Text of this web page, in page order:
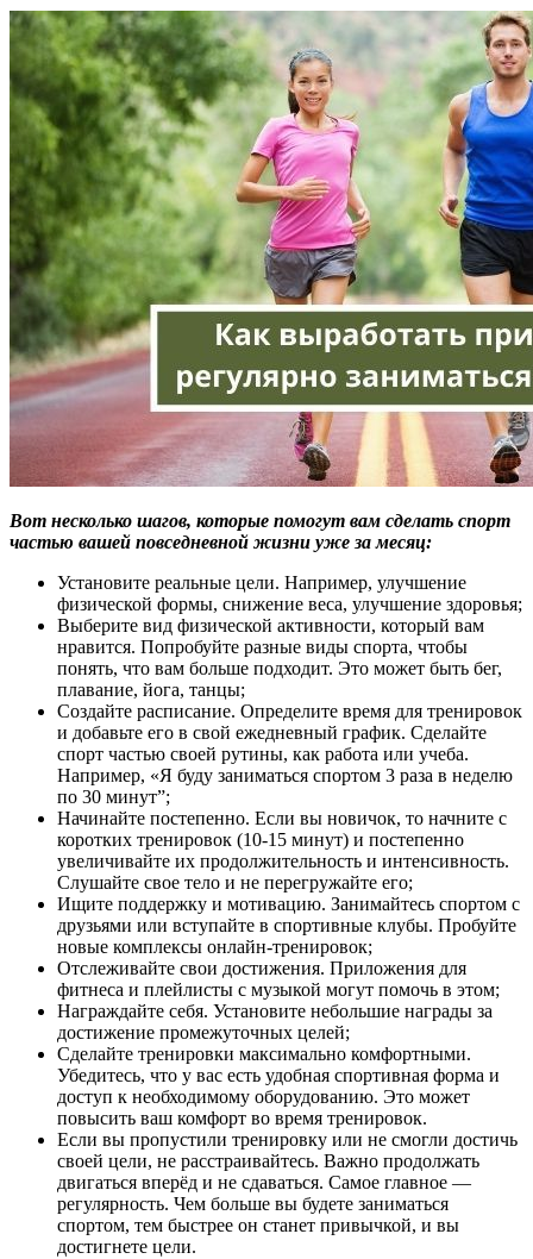
Вот несколько шагов, которые помогут вам сделать спорт
частью вашей повседневной жизни уже за месяц:
Установите реальные цели. Например, улучшение
физической формы, снижение веса, улучшение здоровья;
Выберите вид физической активности, который вам
нравится. Попробуйте разные виды спорта, чтобы
понять, что вам больше подходит. Это может быть бег,
плавание, йога, танцы;
Создайте расписание. Определите время для тренировок
и добавьте его в свой ежедневный график. Сделайте
спорт частью своей рутины, как работа или учеба.
Например, «Я буду заниматься спортом 3 раза в неделю
по 30 минут”;
Начинайте постепенно. Если вы новичок, то начните с
коротких тренировок (10-15 минут) и постепенно
увеличивайте их продолжительность и интенсивность.
Слушайте свое тело и не перегружайте его;
Ищите поддержку и мотивацию. Занимайтесь спортом с
друзьями или вступайте в спортивные клубы. Пробуйте
новые комплексы онлайн-тренировок;
Отслеживайте свои достижения. Приложения для
фитнеса и плейлисты с музыкой могут помочь в этом;
Награждайте себя. Установите небольшие награды за
достижение промежуточных целей;
Сделайте тренировки максимально комфортными.
Убедитесь, что у вас есть удобная спортивная форма и
доступ к необходимому оборудованию. Это может
повысить ваш комфорт во время тренировок.
Если вы пропустили тренировку или не смогли достичь
своей цели, не расстраивайтесь. Важно продолжать
двигаться вперёд и не сдаваться. Самое главное —
регулярность. Чем больше вы будете заниматься
спортом, тем быстрее он станет привычкой, и вы
достигнете цели.